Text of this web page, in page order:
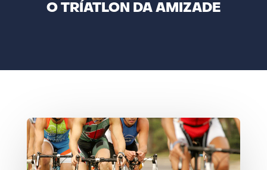
O TRÍATLON DA AMIZADE